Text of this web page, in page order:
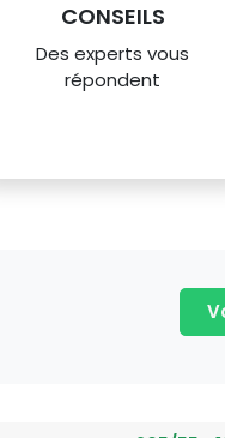
CONSEILS
Des experts vous
répondent